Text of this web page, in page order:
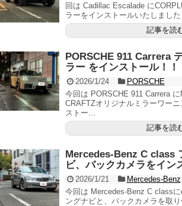
回は Cadillac Escalade に
ラーをインストールいたしました
記事を読
PORSCHE 911 Carrera
ラー をインストール！！
2026/1/24
PORSCHE
今回は PORSCHE 911 Carrera に
CRAFTZオリジナルミラーワー
ストー...
記事を読
Mercedes-Benz C class
ビ、バックカメラをイン
2026/1/21
Mercedes-Benz
今回は Mercedes-Benz C class
ングナビと、バックカメラを取り